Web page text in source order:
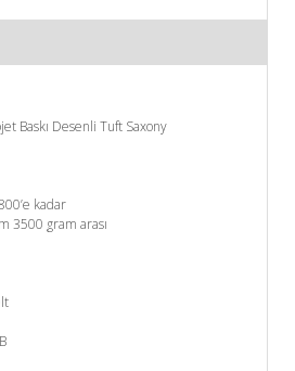
Baskı Desenli Tuft Saxony
kadar
3500 gram arası